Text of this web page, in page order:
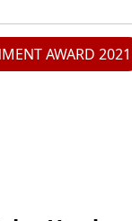
AWARD 2021